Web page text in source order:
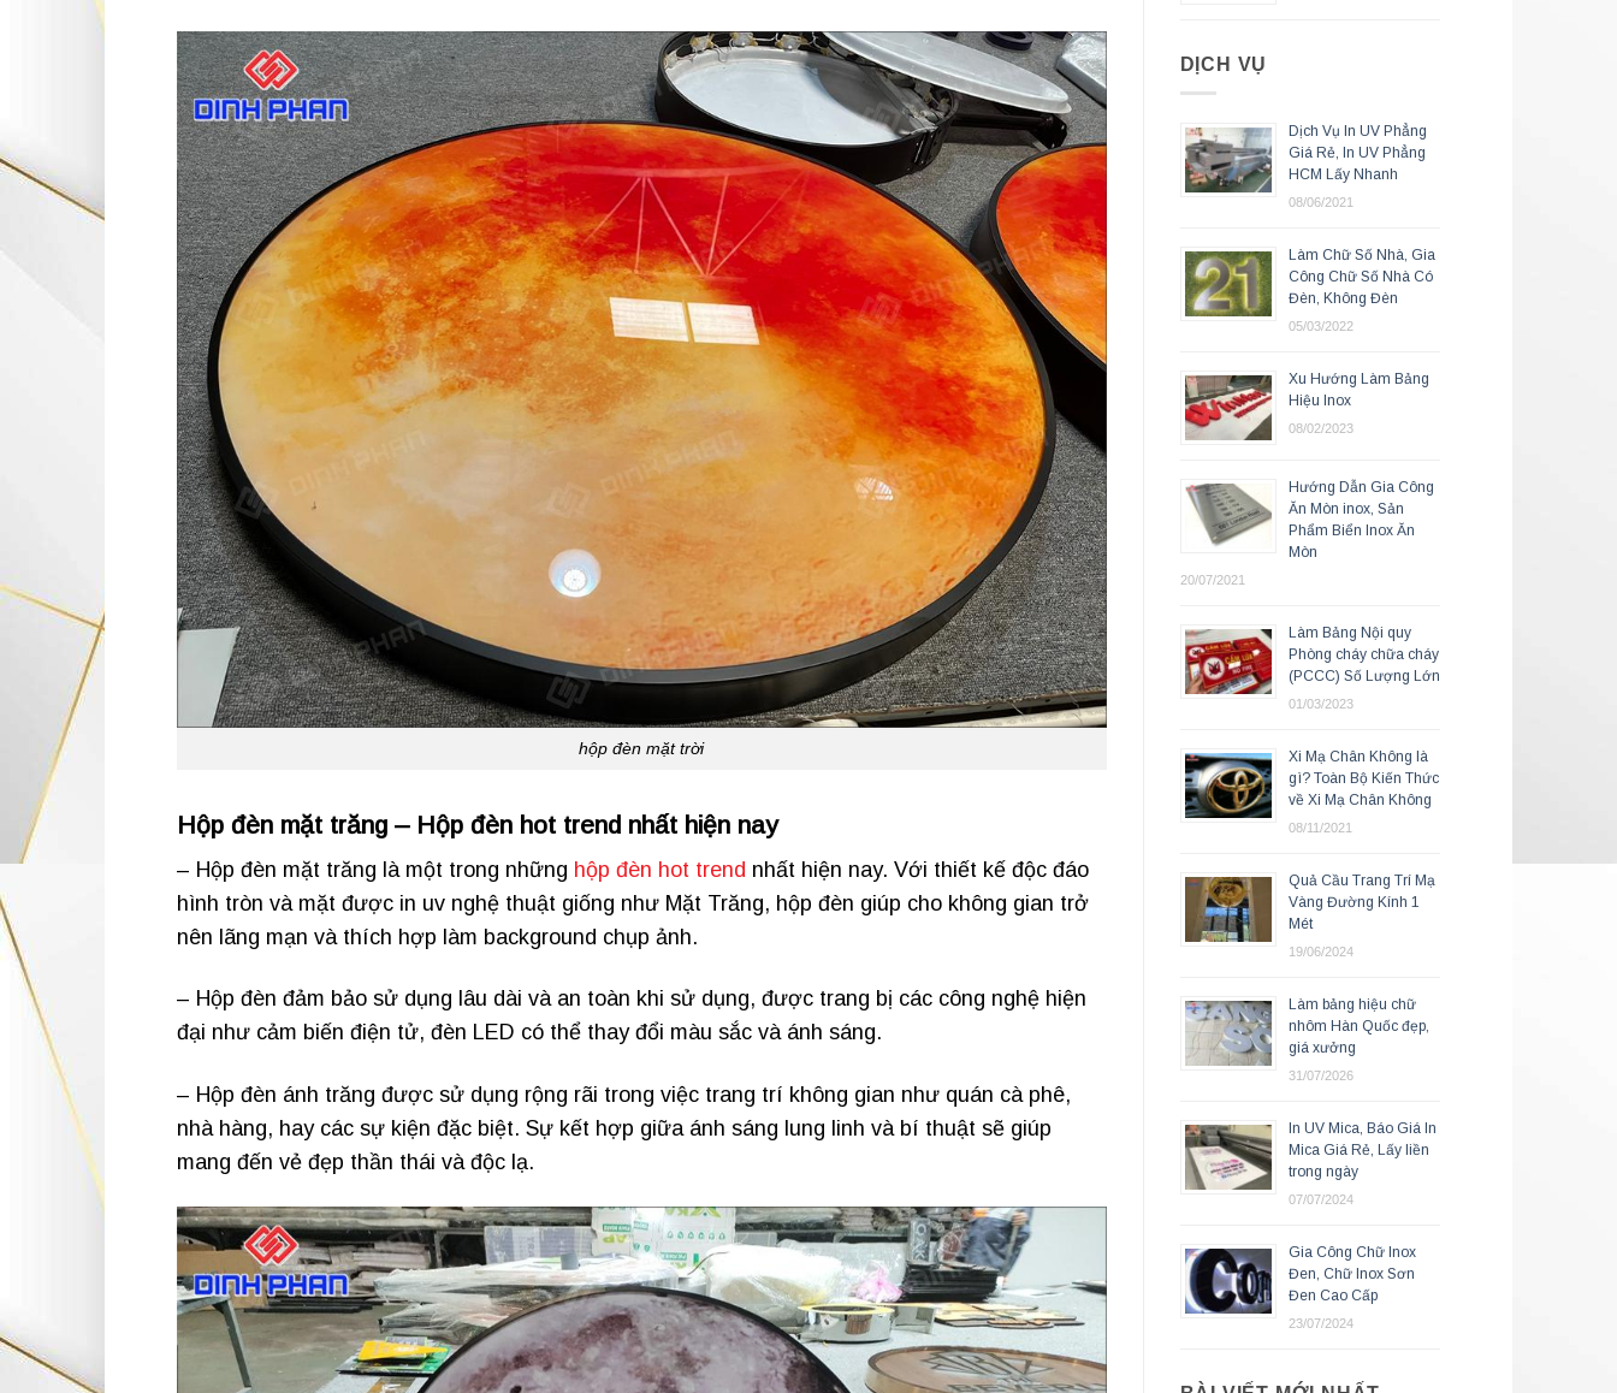
hộp đèn mặt trời
Hộp đèn mặt trăng – Hộp đèn hot trend nhất hiện nay
– Hộp đèn mặt trăng là một trong những hộp đèn hot trend nhất hiện nay. Với thiết kế độc đáo
hình tròn và mặt được in uv nghệ thuật giống như Mặt Trăng, hộp đèn giúp cho không gian trở
nên lãng mạn và thích hợp làm background chụp ảnh.
– Hộp đèn đảm bảo sử dụng lâu dài và an toàn khi sử dụng, được trang bị các công nghệ hiện
đại như cảm biến điện tử, đèn LED có thể thay đổi màu sắc và ánh sáng.
– Hộp đèn ánh trăng được sử dụng rộng rãi trong việc trang trí không gian như quán cà phê,
nhà hàng, hay các sự kiện đặc biệt. Sự kết hợp giữa ánh sáng lung linh và bí thuật sẽ giúp
mang đến vẻ đẹp thần thái và độc lạ.
DỊCH VỤ
Dịch Vụ In UV Phẳng
Giá Rẻ, In UV Phẳng
HCM Lấy Nhanh
08/06/2021
Làm Chữ Số Nhà, Gia
Công Chữ Số Nhà Có
Đèn, Không Đèn
05/03/2022
Xu Hướng Làm Bảng
Hiệu Inox
08/02/2023
Hướng Dẫn Gia Công
Ăn Mòn inox, Sản
Phẩm Biển Inox Ăn
Mòn
20/07/2021
Làm Bảng Nội quy
Phòng cháy chữa cháy
(PCCC) Số Lượng Lớn
01/03/2023
Xi Mạ Chân Không là
gì? Toàn Bộ Kiến Thức
về Xi Mạ Chân Không
08/11/2021
Quả Cầu Trang Trí Mạ
Vàng Đường Kính 1
Mét
19/06/2024
Làm bảng hiệu chữ
nhôm Hàn Quốc đẹp,
giá xưởng
31/07/2026
In UV Mica, Báo Giá In
Mica Giá Rẻ, Lấy liền
trong ngày
07/07/2024
Gia Công Chữ Inox
Đen, Chữ Inox Sơn
Đen Cao Cấp
23/07/2024